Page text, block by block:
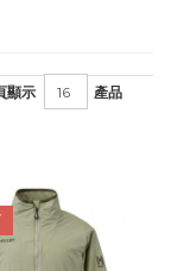
顯示 產品